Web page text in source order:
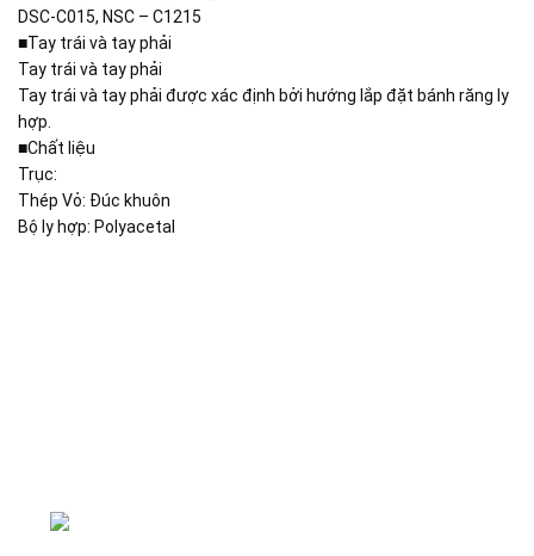
DSC-C015, NSC – C1215
■Tay trái và tay phải
Tay trái và tay phải
Tay trái và tay phải được xác định bởi hướng lắp đặt bánh răng ly
hợp.
■Chất liệu
Trục:
Thép Vỏ: Đúc khuôn
Bộ ly hợp: Polyacetal